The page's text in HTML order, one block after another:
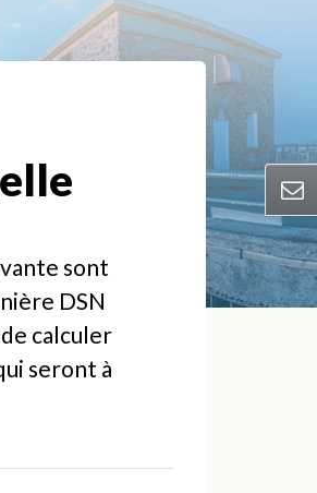
sont
DSN
calculer
seront à